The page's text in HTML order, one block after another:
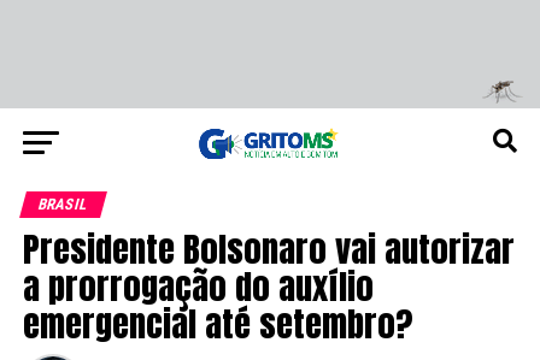
BRASIL
Presidente Bolsonaro vai autorizar
a prorrogação do auxílio
emergencial até setembro?